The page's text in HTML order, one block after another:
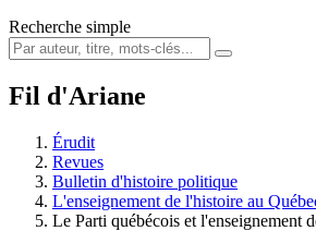
Recherche simple
Fil d'Ariane
Érudit
Revues
Bulletin d'histoire politique
L'enseignement de l'histoire au
Le Parti québécois et l'enseignement